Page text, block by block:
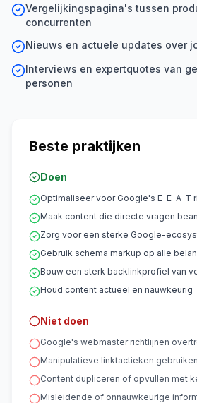
Vergelijkingspagina's tussen
concurrenten
Nieuws en actuele updates over
Interviews en expertquotes van
personen
Beste praktijken
Doen
Optimaliseer voor Google's E-E-A-T
Maak content die directe vragen
Zorg voor een sterke Google-
Gebruik schema markup op alle
Bouw een sterk backlinkprofiel van
Houd content actueel en nauwkeurig
Niet doen
Google's webmaster richtlijnen
Manipulatieve linktactieken gebruiken
Content dupliceren of opvullen met
Misleidende of onnauwkeurige